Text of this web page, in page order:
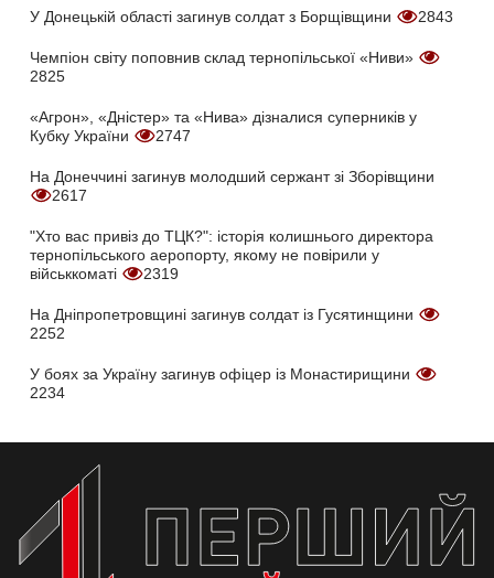
У Донецькій області загинув солдат з Борщівщини 2843
Чемпіон світу поповнив склад тернопільської «Ниви»
2825
«Агрон», «Дністер» та «Нива» дізналися суперників у
Кубку України
2747
На Донеччині загинув молодший сержант зі Зборівщини
2617
"Хто вас привіз до ТЦК?": історія колишнього директора
тернопільського аеропорту, якому не повірили у
військкоматі
2319
На Дніпропетровщині загинув солдат із Гусятинщини
2252
У боях за Україну загинув офіцер із Монастирищини
2234